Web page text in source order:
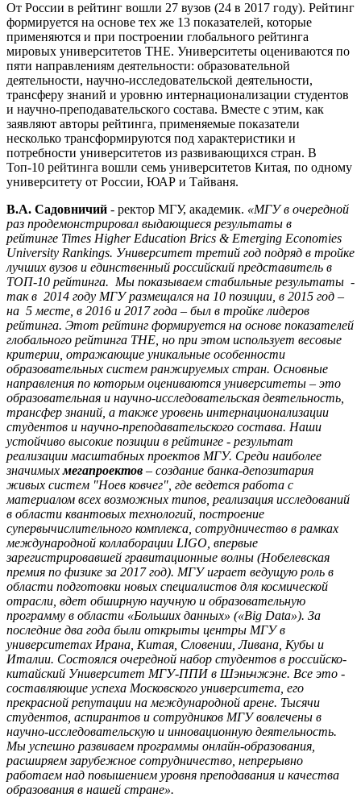
От России в рейтинг вошли 27 вузов (24 в 2017 году). Рейтинг
формируется на основе тех же 13 показателей, которые
применяются и при построении глобального рейтинга
мировых университетов THE. Университеты оцениваются по
пяти направлениям деятельности: образовательной
деятельности, научно-исследовательской деятельности,
трансферу знаний и уровню интернационализации студентов
и научно-преподавательского состава. Вместе с этим, как
заявляют авторы рейтинга, применяемые показатели
несколько трансформируются под характеристики и
потребности университетов из развивающихся стран. В
Топ-10 рейтинга вошли семь университетов Китая, по одному
университету от России, ЮАР и Тайваня.
В.А. Садовничий - ректор МГУ, академик. «МГУ в очередной
раз продемонстрировал выдающиеся результаты в
рейтинге Times Higher Education Brics &Emerging Economies
University Rankings. Университет третий год подряд в тройке
лучших вузов и единственный российский представитель в
ТОП-10 рейтинга. Мы показываем стабильные результаты -
так в 2014 году МГУ размещался на 10 позиции, в 2015 год –
на 5 месте, в 2016 и 2017 года – был в тройке лидеров
рейтинга. Этот рейтинг формируется на основе показателей
глобального рейтинга THE, но при этом использует весовые
критерии, отражающие уникальные особенности
образовательных систем ранжируемых стран. Основные
направления по которым оцениваются университеты – это
образовательная и научно-исследовательская деятельность,
трансфер знаний, а также уровень интернационализации
студентов и научно-преподавательского состава. Наши
устойчиво высокие позиции в рейтинге - результат
реализации масштабных проектов МГУ. Среди наиболее
значимыхмегапроектов – создание банка-депозитария
живых систем "Ноев ковчег", где ведется работа с
материалом всех возможных типов, реализация исследований
в области квантовых технологий, построение
супервычислительного комплекса, сотрудничество в рамках
международной коллаборации LIGO, впервые
зарегистрировавшей гравитационные волны (Нобелевская
премия по физике за 2017 год). МГУ играет ведущую роль в
области подготовки новых специалистов для космической
отрасли, вдет обширную научную и образовательную
программу в области «Больших данных» («Big Data»). За
последние два года были открыты центры МГУ в
университетах Ирана, Китая, Словении, Ливана, Кубы и
Италии. Состоялся очередной набор студентов в российско-
китайский Университет МГУ-ППИ в Шэньчжэне. Все это -
составляющие успеха Московского университета, его
прекрасной репутации на международной арене. Тысячи
студентов, аспирантов и сотрудников МГУ вовлечены в
научно-исследовательскую и инновационную деятельность.
Мы успешно развиваем программы онлайн-образования,
расширяем зарубежное сотрудничество, непрерывно
работаем над повышением уровня преподавания и качества
образования в нашей стране».